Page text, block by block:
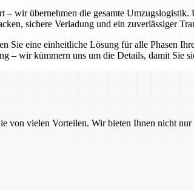
– wir übernehmen die gesamte
sichere Verladung und ein zuverlässiger
Sie eine einheitliche Lösung für alle Phasen
– wir kümmern uns um die Details, damit Sie
von vielen Vorteilen. Wir bieten Ihnen nicht